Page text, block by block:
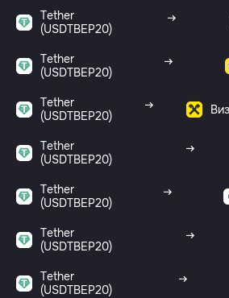
Tether
(USDTBEP20)
Tether
(USDTBEP20)
Tether
(USDTBEP20)
Tether
(USDTBEP20)
Tether
(USDTBEP20)
Tether
(USDTBEP20)
Tether
(USDTBEP20)